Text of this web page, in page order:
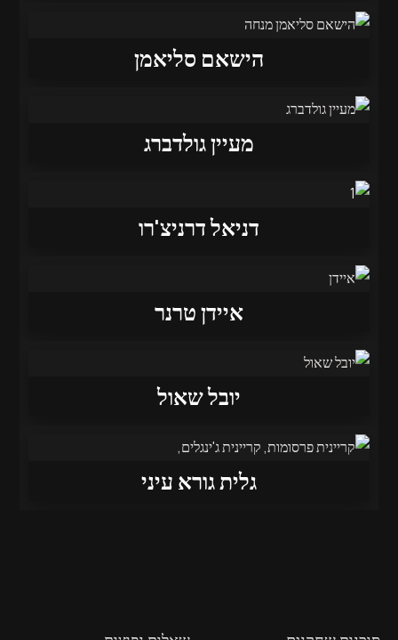
הישאם סליאמן
מעיין גולדברג
דניאל דרניצ'רו
איידן טרנר
יובל שאול
גלית גורא עיני